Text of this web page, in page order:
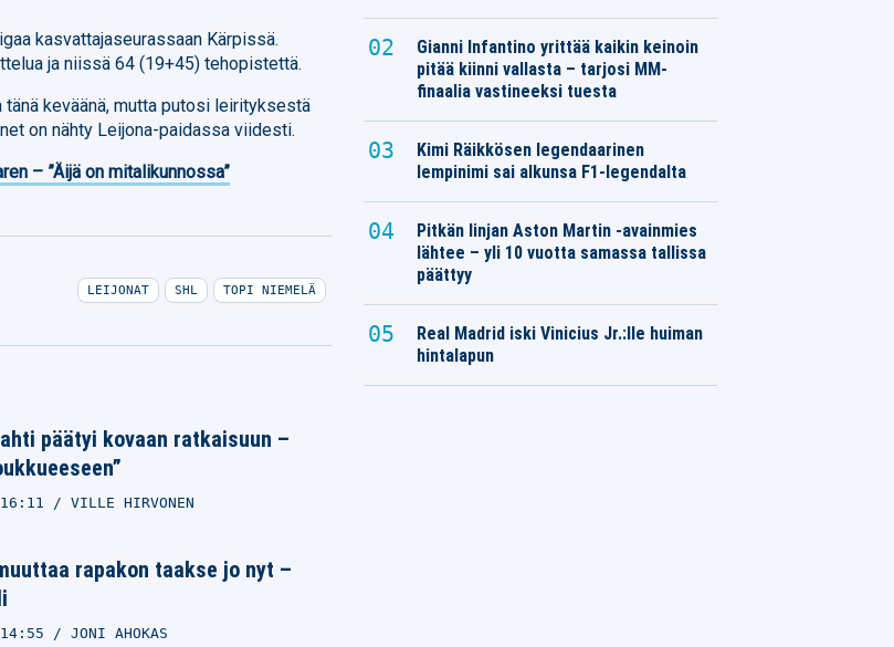
kasvattajaseurassaan Kärpissä.
ja niissä 64 (19+45) tehopistettä.
keväänä, mutta putosi leirityksestä
on nähty Leijona-paidassa viidesti.
– ”Äijä on mitalikunnossa”
LEIJONAT SHL TOPI NIEMELÄ
päätyi kovaan ratkaisuun –
VILLE HIRVONEN
rapakon taakse jo nyt –
JONI AHOKAS
Gianni Infantino yrittää kaikin keinoin
pitää kiinni vallasta – tarjosi MM-
finaalia vastineeksi tuesta
Kimi Räikkösen legendaarinen
lempinimi sai alkunsa F1-legendalta
Pitkän linjan Aston Martin -avainmies
lähtee – yli 10 vuotta samassa tallissa
päättyy
Real Madrid iski Vinicius Jr.:lle huiman
hintalapun